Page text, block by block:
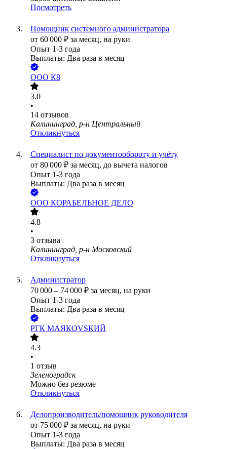
Посмотреть
Помощник системного администратора
от 60 000 ₽ за месяц, на руки
Опыт 1-3 года
Выплаты: Два раза в месяц
ООО К8
3.0
•
14 отзывов
Калининград, р-н Центральный
Откликнуться
Специалист по документообороту и учёту
от 80 000 ₽ за месяц, до вычета налогов
Опыт 1-3 года
Выплаты: Два раза в месяц
ООО КОРАБЕЛЬНОЕ ДЕЛО
4.8
•
3 отзыва
Калининград, р-н Московский
Откликнуться
Администратор
70 000 – 74 000 ₽ за месяц, на руки
Опыт 1-3 года
Выплаты: Два раза в месяц
РГК МАЯКОVSКИЙ
4.3
•
1 отзыв
Зеленоградск
Можно без резюме
Откликнуться
Делопроизводитель/помощник руководителя
от 75 000 ₽ за месяц, на руки
Опыт 1-3 года
Выплаты: Два раза в месяц